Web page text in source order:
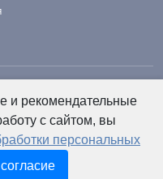
3
и рекомендательные
с сайтом, вы
персональных